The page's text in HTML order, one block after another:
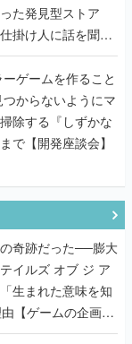
ゲームを作ること
除する『しずかな
で【開発座談会】
奇跡だった──膨大
イルズ オブ ジ ア
【ゲームの企画
ング」させるの
の企画書とキャラ
敏がRPGに生み出